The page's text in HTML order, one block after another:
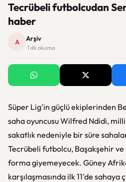
Tecrübeli futbolcudan
haber
A Arşiv
· 1 dk okuma
Süper Lig'in güçlü ekiplerinden
saha oyuncusu Wilfred Ndidi,
sakatlık nedeniyle bir süre
Tecrübeli futbolcu, Başakşehir
forma giyemeyecek. Güney
karşılaşmasında ilk 11'de sahaya